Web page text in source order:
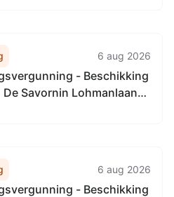
6 aug 2026
- Beschikking
De Savornin Lohmanlaan
6 aug 2026
- Beschikking